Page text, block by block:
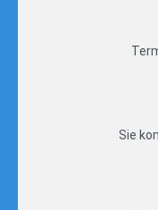
Sie